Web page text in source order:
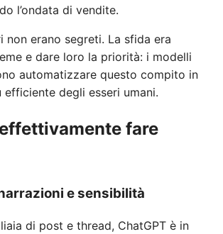
l’ondata di vendite.
non erano segreti. La sfida era
e dare loro la priorità: i modelli
automatizzare questo compito in
degli esseri umani.
fare
e sensibilità
di post e thread, ChatGPT è in